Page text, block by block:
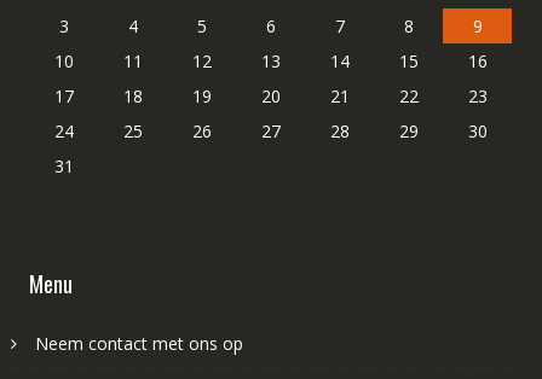
3
4 5 6 7 8
9
10
11 12 13 14 15
16
17
18 19 20 21 22
23
24
25 26 27 28 29
30
31
Menu
Neem contact met ons op